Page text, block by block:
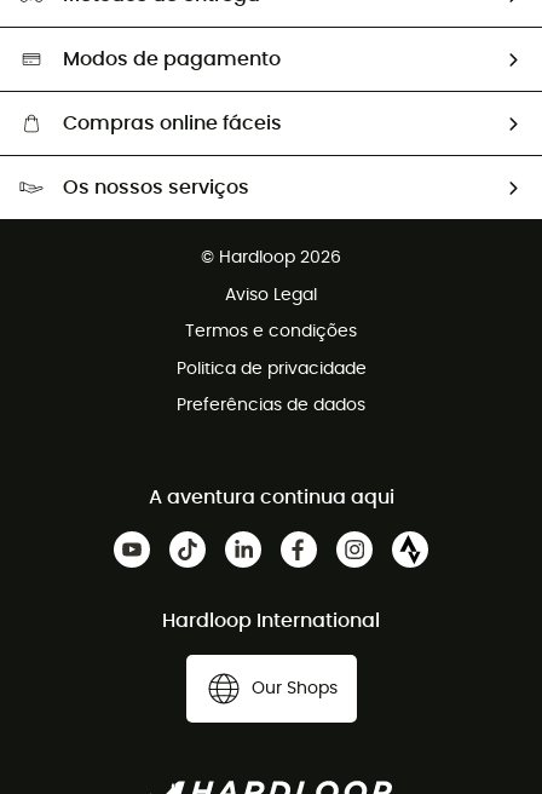
Seleção eco-responsável
Modos de pagamento
Compras online fáceis
Devoluções gratuitas em 100 dias
Os nossos serviços
© Hardloop 2026
Aviso Legal
Termos e condições
Politica de privacidade
Preferências de dados
A aventura continua aqui
Hardloop International
Our Shops